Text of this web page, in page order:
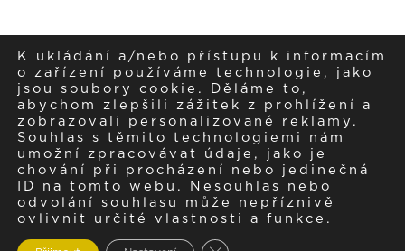
K ukládání a/nebo přístupu k informacím
o zařízení používáme technologie, jako
jsou soubory cookie. Děláme to,
abychom zlepšili zážitek z prohlížení a
zobrazovali personalizované reklamy.
Souhlas s těmito technologiemi nám
umožní zpracovávat údaje, jako je
chování při procházení nebo jedinečná
ID na tomto webu. Nesouhlas nebo
odvolání souhlasu může nepříznivě
ovlivnit určité vlastnosti a funkce.